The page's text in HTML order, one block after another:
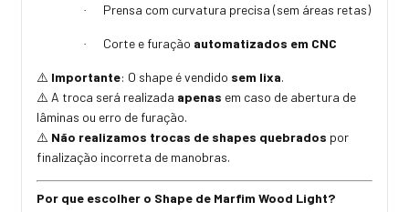
· Prensa com curvatura precisa (sem áreas retas)
· Corte e furação automatizados em CNC
⚠️ Importante: O shape é vendido sem lixa.
⚠️ A troca será realizada apenas em caso de abertura de
lâminas ou erro de furação.
⚠️ Não realizamos trocas de shapes quebrados por
finalização incorreta de manobras.
Por que escolher o Shape de Marfim Wood Light?